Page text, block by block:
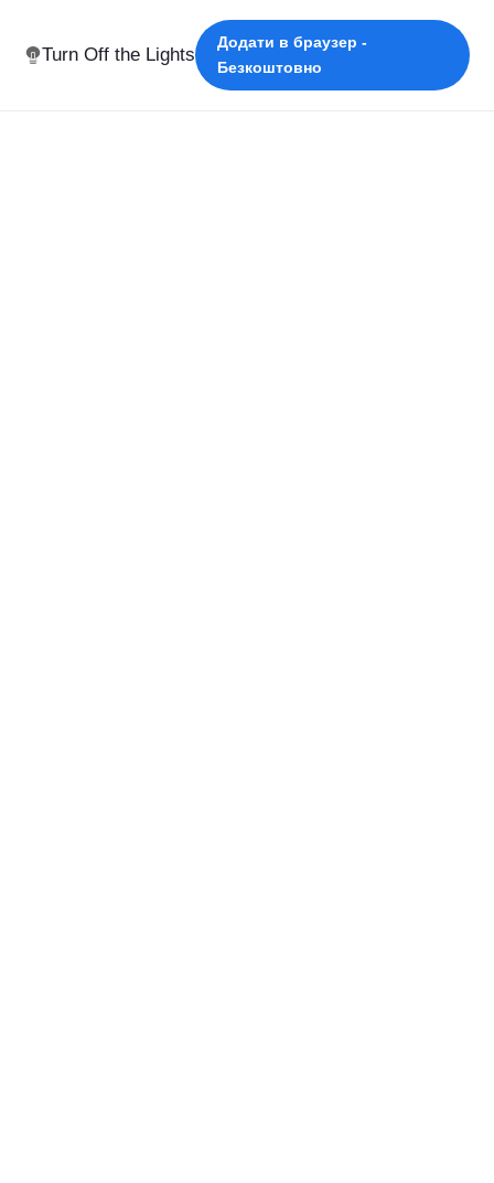
Turn Off the Lights
Додати в браузер -
Безкоштовно